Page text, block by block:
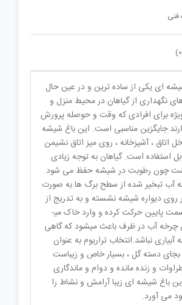
شیشه ای یکی از ساده ترین و در عین حال
نگهداری از گیاهان در محیط منزل و
برای افرادی که وقت و حوصله پرورش
جایگزین مناسبی است. این باغ شیشه
اتاق ، آشپزخانه ، روی میز اتاق نشیمن
استفاده است. گیاهان به توجه زیادی
چون رطوبت در شیشه حفظ می شود
آب تبخیر شده از سطح برگ ها به صورت
روی دیواره شیشه نشسته و به تدریج از
روی دیواره به سمت پایین حرکت کرده و وارد خاک می­
چرخه آب در ظرف باعث می­شود که گاهی
آبیاری نباشد.انتخاب تراریوم به عنوان
دسته گل ، بسیار خاص و زیباست
و زنده مانده و دوام و ماندگاری
باغ شیشه ای زیبا آرامش و نشاط را
می آورد.